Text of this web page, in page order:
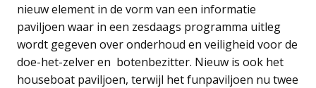
nieuw element in de vorm van een informatie
paviljoen waar in een zesdaags programma uitleg
wordt gegeven over onderhoud en veiligheid voor de
doe-het-zelver en botenbezitter. Nieuw is ook het
houseboat paviljoen, terwijl het funpaviljoen nu twee